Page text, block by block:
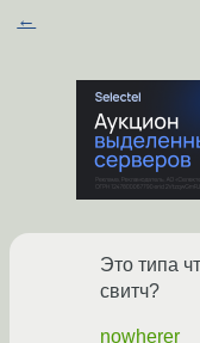
←
Это типа
свитч?
nowherer